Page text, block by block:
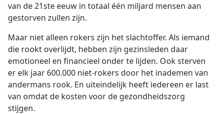
van de 21ste eeuw in totaal één miljard mensen aan
gestorven zullen zijn.
Maar niet alleen rokers zijn het slachtoffer. Als iemand
die rookt overlijdt, hebben zijn gezinsleden daar
emotioneel en financieel onder te lijden. Ook sterven
er elk jaar 600.000 niet-rokers door het inademen van
andermans rook. En uiteindelijk heeft iedereen er last
van omdat de kosten voor de gezondheidszorg
stijgen.